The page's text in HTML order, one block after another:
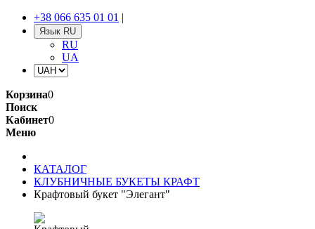
+38 066 635 01 01 |
Язык RU
RU
UA
Корзина0
Поиск
Кабинет0
Меню
КАТАЛОГ
КЛУБНИЧНЫЕ БУКЕТЫ КРАФТ
Крафтовый букет "Элегант"